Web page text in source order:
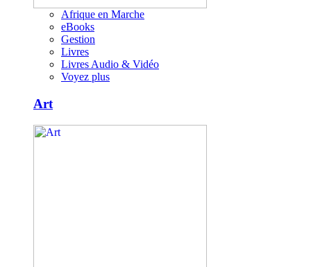
Afrique en Marche
eBooks
Gestion
Livres
Livres Audio & Vidéo
Voyez plus
Art